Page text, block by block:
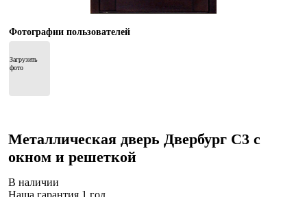
Фотографии пользователей
Загрузить
фото
Металлическая дверь Двербург С3 с
окном и решеткой
В наличии
Наша гарантия 1 год